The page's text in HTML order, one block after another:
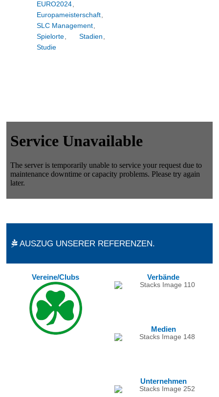
EURO2024,
Europameisterschaft,
SLC Management,
Spielorte, Stadien ,
Studie
AUSZUG UNSERER REFERENZEN.
Vereine/Clubs Verbände
Medien
Unternehmen